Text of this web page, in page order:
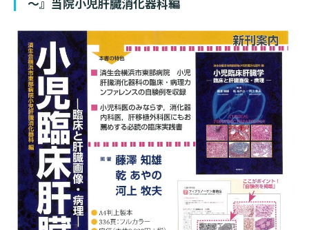
当院のご紹介
当院のご紹介トップ
基本情報
院長あいさつ
幹部紹介
理念・方針・
患者さんの権利
施設概要と沿革
ご来院される方へ
ご来院される方へトップ
外来について
初診の方へ
再診の方へ
診療科・センター・部門
医療機関・医療者の方へ
医療機関・医療者の方へトップ
お知らせ